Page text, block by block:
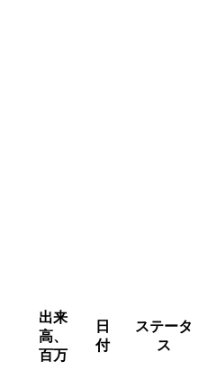
出来
高、
百万
日
付
ステータ
ス